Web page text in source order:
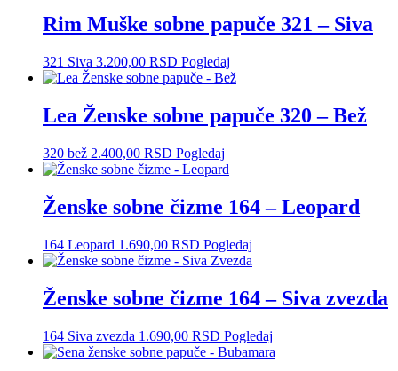
Rim Muške sobne papuče 321 – Siva
321 Siva 3.200,00 RSD Pogledaj
Lea Ženske sobne papuče 320 – Bež
320 bež 2.400,00 RSD Pogledaj
Ženske sobne čizme 164 – Leopard
164 Leopard 1.690,00 RSD Pogledaj
Ženske sobne čizme 164 – Siva zvezda
164 Siva zvezda 1.690,00 RSD Pogledaj